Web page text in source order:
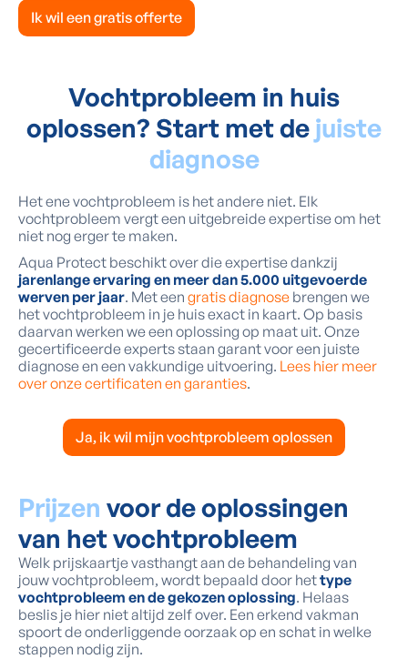
Ik wil een gratis offerte
Vochtprobleem in huis
oplossen? Start met de juiste
diagnose
Het ene vochtprobleem is het andere niet. Elk
vochtprobleem vergt een uitgebreide expertise om het
niet nog erger te maken.
Aqua Protect beschikt over die expertise dankzij
jarenlange ervaring en meer dan 5.000 uitgevoerde
werven per jaar. Met een gratis diagnose brengen we
het vochtprobleem in je huis exact in kaart. Op basis
daarvan werken we een oplossing op maat uit. Onze
gecertificeerde experts staan garant voor een juiste
diagnose en een vakkundige uitvoering. Lees hier meer
over onze certificaten en garanties.
Ja, ik wil mijn vochtprobleem oplossen
Prijzen voor de oplossingen
van het vochtprobleem
Welk prijskaartje vasthangt aan de behandeling van
jouw vochtprobleem, wordt bepaald door hettype
vochtprobleem en de gekozen oplossing. Helaas
beslis je hier niet altijd zelf over. Een erkend vakman
spoort de onderliggende oorzaak op en schat in welke
stappen nodig zijn.